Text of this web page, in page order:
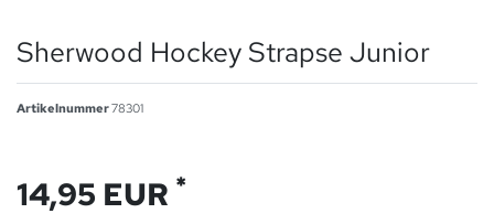
Sherwood Hockey Strapse Junior
Artikelnummer78301
14,95 EUR *